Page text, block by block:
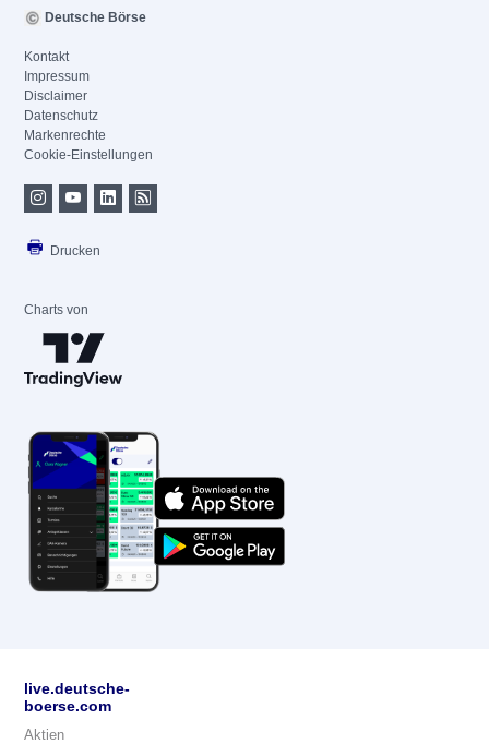
Deutsche Börse
Kontakt
Impressum
Disclaimer
Datenschutz
Markenrechte
Cookie-Einstellungen
Drucken
Charts von
live.deutsche-
boerse.com
Aktien